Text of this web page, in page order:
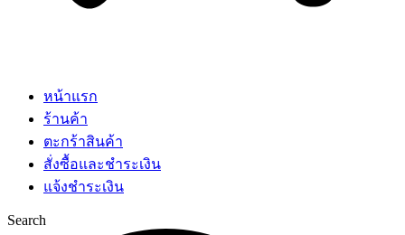
หน้าแรก
ร้านค้า
ตะกร้าสินค้า
สั่งซื้อและชำระเงิน
แจ้งชำระเงิน
Search